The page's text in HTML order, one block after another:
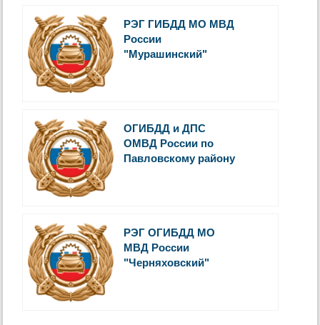
РЭГ ГИБДД МО МВД
России
"Мурашинский"
ОГИБДД и ДПС
ОМВД России по
Павловскому району
РЭГ ОГИБДД МО
МВД России
"Черняховский"